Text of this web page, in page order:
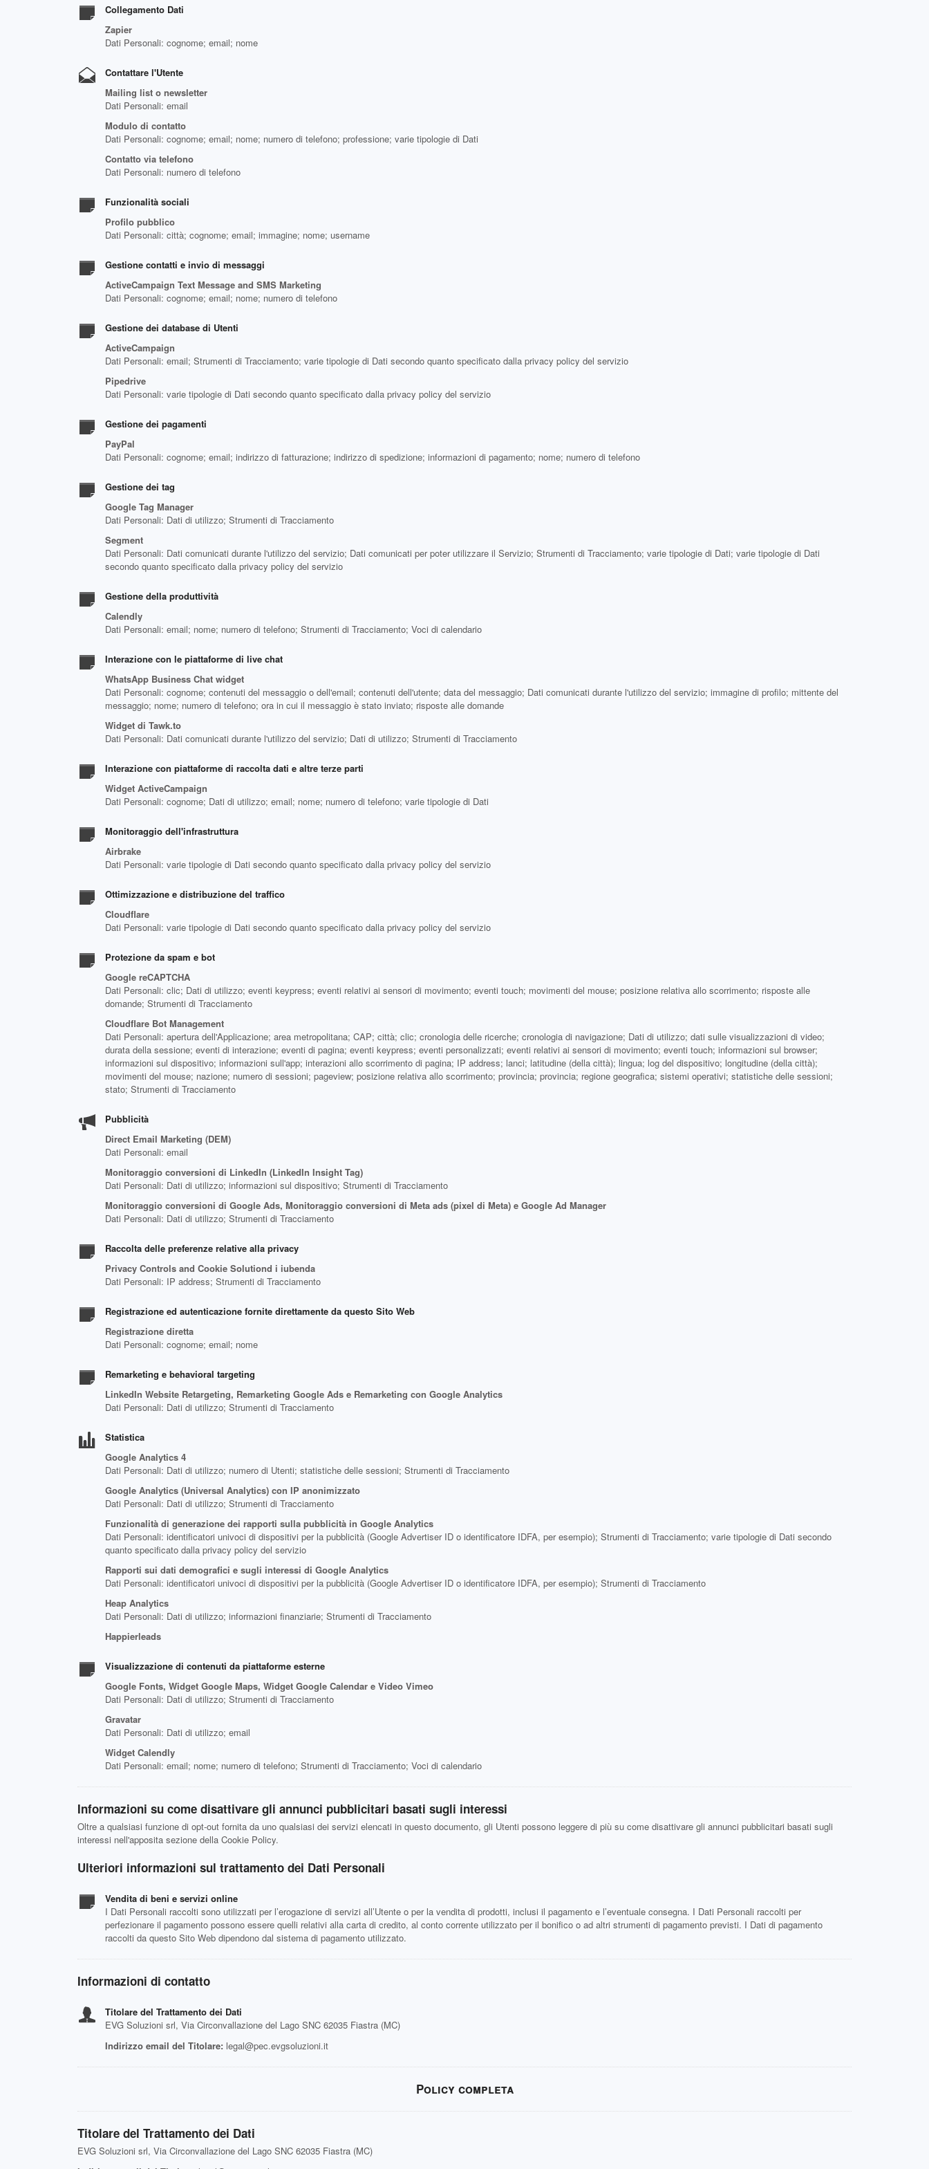
Collegamento Dati
Zapier
Dati Personali: cognome; email; nome
Contattare l'Utente
Mailing list o newsletter
Dati Personali: email
Modulo di contatto
Dati Personali: cognome; email; nome; numero di telefono; professione; varie tipologie di Dati
Contatto via telefono
Dati Personali: numero di telefono
Funzionalità sociali
Profilo pubblico
Dati Personali: città; cognome; email; immagine; nome; username
Gestione contatti e invio di messaggi
ActiveCampaign Text Message and SMS Marketing
Dati Personali: cognome; email; nome; numero di telefono
Gestione dei database di Utenti
ActiveCampaign
Dati Personali: email; Strumenti di Tracciamento; varie tipologie di Dati secondo quanto specificato dalla privacy policy del servizio
Pipedrive
Dati Personali: varie tipologie di Dati secondo quanto specificato dalla privacy policy del servizio
Gestione dei pagamenti
PayPal
Dati Personali: cognome; email; indirizzo di fatturazione; indirizzo di spedizione; informazioni di pagamento; nome; numero di telefono
Gestione dei tag
Google Tag Manager
Dati Personali: Dati di utilizzo; Strumenti di Tracciamento
Segment
Dati Personali: Dati comunicati durante l'utilizzo del servizio; Dati comunicati per poter utilizzare il Servizio; Strumenti di Tracciamento; varie tipologie di Dati; varie tipologie di Dati
secondo quanto specificato dalla privacy policy del servizio
Gestione della produttività
Calendly
Dati Personali: email; nome; numero di telefono; Strumenti di Tracciamento; Voci di calendario
Interazione con le piattaforme di live chat
WhatsApp Business Chat widget
Dati Personali: cognome; contenuti del messaggio o dell'email; contenuti dell'utente; data del messaggio; Dati comunicati durante l'utilizzo del servizio; immagine di profilo; mittente del
messaggio; nome; numero di telefono; ora in cui il messaggio è stato inviato; risposte alle domande
Widget di Tawk.to
Dati Personali: Dati comunicati durante l'utilizzo del servizio; Dati di utilizzo; Strumenti di Tracciamento
Interazione con piattaforme di raccolta dati e altre terze parti
Widget ActiveCampaign
Dati Personali: cognome; Dati di utilizzo; email; nome; numero di telefono; varie tipologie di Dati
Monitoraggio dell'infrastruttura
Airbrake
Dati Personali: varie tipologie di Dati secondo quanto specificato dalla privacy policy del servizio
Ottimizzazione e distribuzione del traffico
Cloudflare
Dati Personali: varie tipologie di Dati secondo quanto specificato dalla privacy policy del servizio
Protezione da spam e bot
Google reCAPTCHA
Dati Personali: clic; Dati di utilizzo; eventi keypress; eventi relativi ai sensori di movimento; eventi touch; movimenti del mouse; posizione relativa allo scorrimento; risposte alle
domande; Strumenti di Tracciamento
Cloudflare Bot Management
Dati Personali: apertura dell'Applicazione; area metropolitana; CAP; città; clic; cronologia delle ricerche; cronologia di navigazione; Dati di utilizzo; dati sulle visualizzazioni di video;
durata della sessione; eventi di interazione; eventi di pagina; eventi keypress; eventi personalizzati; eventi relativi ai sensori di movimento; eventi touch; informazioni sul browser;
informazioni sul dispositivo; informazioni sull'app; interazioni allo scorrimento di pagina; IP address; lanci; latitudine (della città); lingua; log del dispositivo; longitudine (della città);
movimenti del mouse; nazione; numero di sessioni; pageview; posizione relativa allo scorrimento; provincia; provincia; regione geografica; sistemi operativi; statistiche delle sessioni;
stato; Strumenti di Tracciamento
Pubblicità
Direct Email Marketing (DEM)
Dati Personali: email
Monitoraggio conversioni di LinkedIn (LinkedIn Insight Tag)
Dati Personali: Dati di utilizzo; informazioni sul dispositivo; Strumenti di Tracciamento
Monitoraggio conversioni di Google Ads, Monitoraggio conversioni di Meta ads (pixel di Meta) e Google Ad Manager
Dati Personali: Dati di utilizzo; Strumenti di Tracciamento
Raccolta delle preferenze relative alla privacy
Privacy Controls and Cookie Solutiond i iubenda
Dati Personali: IP address; Strumenti di Tracciamento
Registrazione ed autenticazione fornite direttamente da questo Sito Web
Registrazione diretta
Dati Personali: cognome; email; nome
Remarketing e behavioral targeting
LinkedIn Website Retargeting, Remarketing Google Ads e Remarketing con Google Analytics
Dati Personali: Dati di utilizzo; Strumenti di Tracciamento
Statistica
Google Analytics 4
Dati Personali: Dati di utilizzo; numero di Utenti; statistiche delle sessioni; Strumenti di Tracciamento
Google Analytics (Universal Analytics) con IP anonimizzato
Dati Personali: Dati di utilizzo; Strumenti di Tracciamento
Funzionalità di generazione dei rapporti sulla pubblicità in Google Analytics
Dati Personali: identificatori univoci di dispositivi per la pubblicità (Google Advertiser ID o identificatore IDFA, per esempio); Strumenti di Tracciamento; varie tipologie di Dati secondo
quanto specificato dalla privacy policy del servizio
Rapporti sui dati demografici e sugli interessi di Google Analytics
Dati Personali: identificatori univoci di dispositivi per la pubblicità (Google Advertiser ID o identificatore IDFA, per esempio); Strumenti di Tracciamento
Heap Analytics
Dati Personali: Dati di utilizzo; informazioni finanziarie; Strumenti di Tracciamento
Happierleads
Visualizzazione di contenuti da piattaforme esterne
Google Fonts, Widget Google Maps, Widget Google Calendar e Video Vimeo
Dati Personali: Dati di utilizzo; Strumenti di Tracciamento
Gravatar
Dati Personali: Dati di utilizzo; email
Widget Calendly
Dati Personali: email; nome; numero di telefono; Strumenti di Tracciamento; Voci di calendario
Informazioni su come disattivare gli annunci pubblicitari basati sugli interessi
Oltre a qualsiasi funzione di opt-out fornita da uno qualsiasi dei servizi elencati in questo documento, gli Utenti possono leggere di più su come disattivare gli annunci pubblicitari basati sugli
interessi nell'apposita sezione della Cookie Policy.
Ulteriori informazioni sul trattamento dei Dati Personali
Vendita di beni e servizi online
I Dati Personali raccolti sono utilizzati per l’erogazione di servizi all’Utente o per la vendita di prodotti, inclusi il pagamento e l’eventuale consegna. I Dati Personali raccolti per
perfezionare il pagamento possono essere quelli relativi alla carta di credito, al conto corrente utilizzato per il bonifico o ad altri strumenti di pagamento previsti. I Dati di pagamento
raccolti da questo Sito Web dipendono dal sistema di pagamento utilizzato.
Informazioni di contatto
Titolare del Trattamento dei Dati
EVG Soluzioni srl, Via Circonvallazione del Lago SNC 62035 Fiastra (MC)
Indirizzo email del Titolare: legal@pec.evgsoluzioni.it
Policy completa
Titolare del Trattamento dei Dati
EVG Soluzioni srl, Via Circonvallazione del Lago SNC 62035 Fiastra (MC)